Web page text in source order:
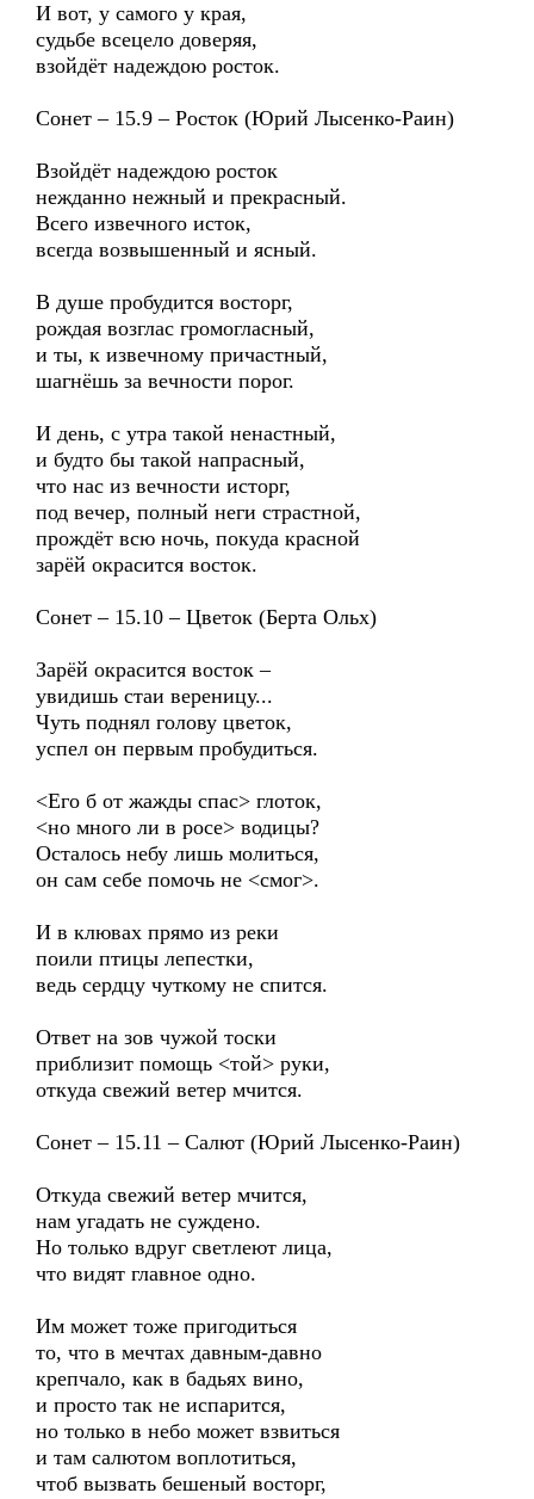
И вот, у самого у края,
судьбе всецело доверяя,
взойдёт надеждою росток.
Сонет – 15.9 – Росток (Юрий Лысенко-Раин)
Взойдёт надеждою росток
нежданно нежный и прекрасный.
Всего извечного исток,
всегда возвышенный и ясный.
В душе пробудится восторг,
рождая возглас громогласный,
и ты, к извечному причастный,
шагнёшь за вечности порог.
И день, с утра такой ненастный,
и будто бы такой напрасный,
что нас из вечности исторг,
под вечер, полный неги страстной,
прождёт всю ночь, покуда красной
зарёй окрасится восток.
Сонет – 15.10 – Цветок (Берта Ольх)
Зарёй окрасится восток –
увидишь стаи вереницу...
Чуть поднял голову цветок,
успел он первым пробудиться.
<Его б от жажды спас> глоток,
<но много ли в росе> водицы?
Осталось небу лишь молиться,
он сам себе помочь не <смог>.
И в клювах прямо из реки
поили птицы лепестки,
ведь сердцу чуткому не спится.
Ответ на зов чужой тоски
приблизит помощь <той> руки,
откуда свежий ветер мчится.
Сонет – 15.11 – Салют (Юрий Лысенко-Раин)
Откуда свежий ветер мчится,
нам угадать не суждено.
Но только вдруг светлеют лица,
что видят главное одно.
Им может тоже пригодиться
то, что в мечтах давным-давно
крепчало, как в бадьях вино,
и просто так не испарится,
но только в небо может взвиться
и там салютом воплотиться,
чтоб вызвать бешеный восторг,